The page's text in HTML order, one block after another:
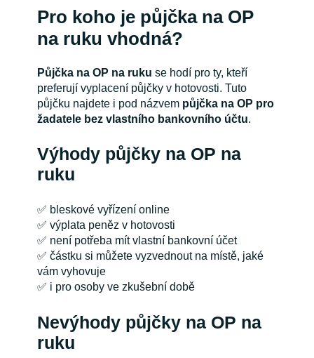
Pro koho je půjčka na OP
na ruku vhodná?
Půjčka na OP na ruku se hodí pro ty, kteří
preferují vyplacení půjčky v hotovosti. Tuto
půjčku najdete i pod názvem půjčka na OP pro
žadatele bez vlastního bankovního účtu.
Výhody půjčky na OP na
ruku
✅ bleskové vyřízení online
✅ výplata peněz v hotovosti
✅ není potřeba mít vlastní bankovní účet
✅ částku si můžete vyzvednout na místě, jaké
vám vyhovuje
✅ i pro osoby ve zkušební době
Nevýhody půjčky na OP na
ruku